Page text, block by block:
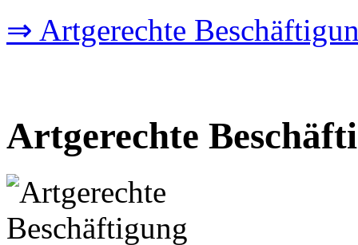
⇒ Artgerechte
Artgerechte